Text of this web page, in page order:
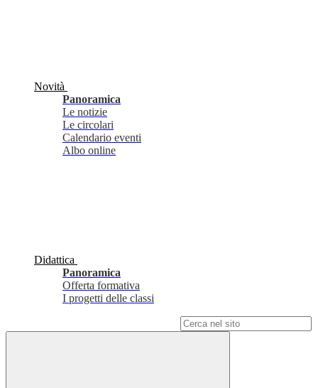
Novità
Panoramica
Le notizie
Le circolari
Calendario eventi
Albo online
Didattica
Panoramica
Offerta formativa
I progetti delle classi